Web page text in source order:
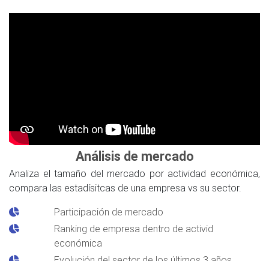
Análisis de mercado
Analiza el tamaño del mercado por actividad económica,
compara las estadísitcas de una empresa vs su sector.
Participación de mercado
Ranking de empresa dentro de activid
económica